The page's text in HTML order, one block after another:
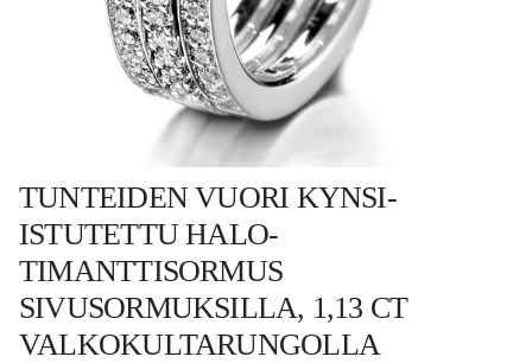
TUNTEIDEN VUORI KYNSI-
ISTUTETTU HALO-
TIMANTTISORMUS
SIVUSORMUKSILLA, 1,13 CT
VALKOKULTARUNGOLLA